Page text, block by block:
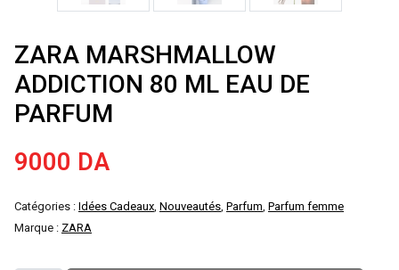
ZARA MARSHMALLOW
ADDICTION 80 ML EAU DE
PARFUM
9000 DA
Catégories : Idées Cadeaux, Nouveautés, Parfum, Parfum femme
Marque : ZARA